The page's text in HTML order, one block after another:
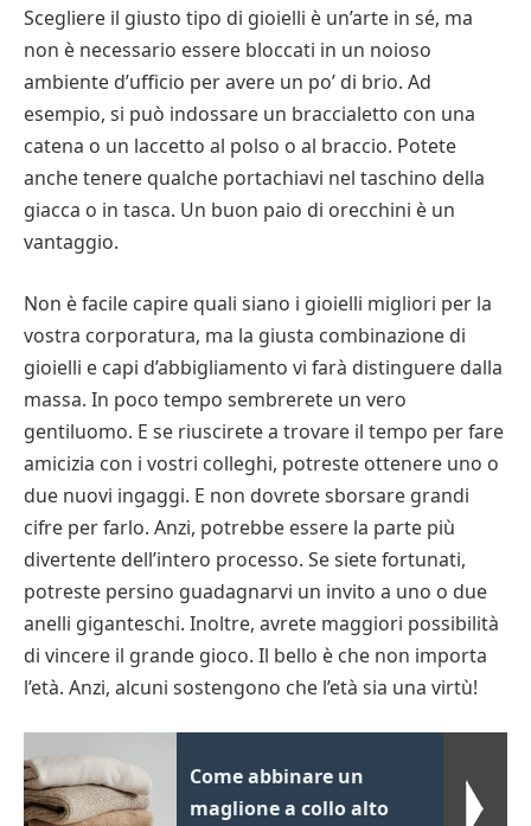
Scegliere il giusto tipo di gioielli è un’arte in sé, ma
non è necessario essere bloccati in un noioso
ambiente d’ufficio per avere un po’ di brio. Ad
esempio, si può indossare un braccialetto con una
catena o un laccetto al polso o al braccio. Potete
anche tenere qualche portachiavi nel taschino della
giacca o in tasca. Un buon paio di orecchini è un
vantaggio.
Non è facile capire quali siano i gioielli migliori per la
vostra corporatura, ma la giusta combinazione di
gioielli e capi d’abbigliamento vi farà distinguere dalla
massa. In poco tempo sembrerete un vero
gentiluomo. E se riuscirete a trovare il tempo per fare
amicizia con i vostri colleghi, potreste ottenere uno o
due nuovi ingaggi. E non dovrete sborsare grandi
cifre per farlo. Anzi, potrebbe essere la parte più
divertente dell’intero processo. Se siete fortunati,
potreste persino guadagnarvi un invito a uno o due
anelli giganteschi. Inoltre, avrete maggiori possibilità
di vincere il grande gioco. Il bello è che non importa
l’età. Anzi, alcuni sostengono che l’età sia una virtù!
Come abbinare un
maglione a collo alto